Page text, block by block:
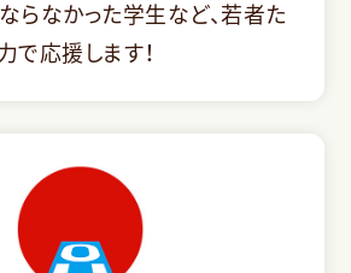
らなかった学生など、若者た
で応援します！